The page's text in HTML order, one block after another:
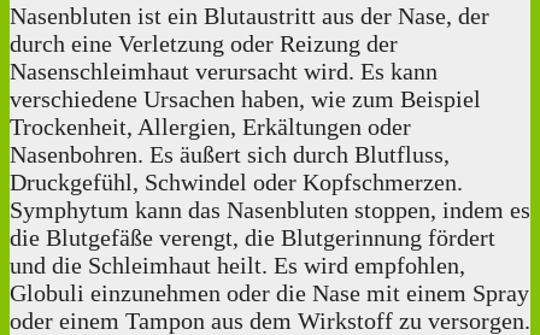
Nasenbluten ist ein Blutaustritt aus der Nase, der
durch eine Verletzung oder Reizung der
Nasenschleimhaut verursacht wird. Es kann
verschiedene Ursachen haben, wie zum Beispiel
Trockenheit, Allergien, Erkältungen oder
Nasenbohren. Es äußert sich durch Blutfluss,
Druckgefühl, Schwindel oder Kopfschmerzen.
Symphytum kann das Nasenbluten stoppen, indem es
die Blutgefäße verengt, die Blutgerinnung fördert
und die Schleimhaut heilt. Es wird empfohlen,
Globuli einzunehmen oder die Nase mit einem Spray
oder einem Tampon aus dem Wirkstoff zu versorgen.